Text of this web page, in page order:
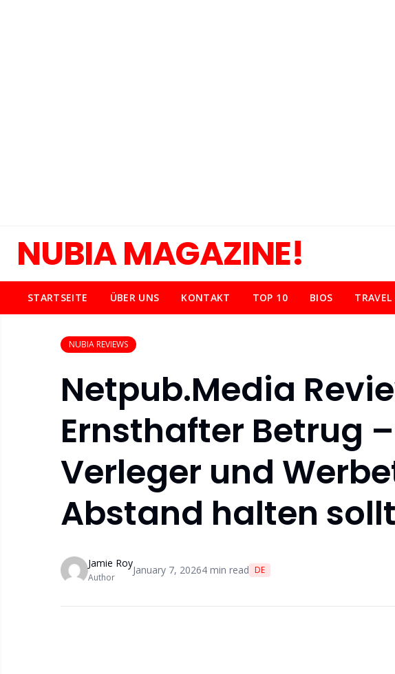
NUBIA MAGAZINE!
STARTSEITE ÜBER UNS KONTAKT TOP 10 BIOS TRAVEL
NUBIA REVIEWS
Netpub.Media
Ernsthafter Betrug
Verleger und
Abstand halten
Jamie Roy
Author
January 7, 20264 min read DE